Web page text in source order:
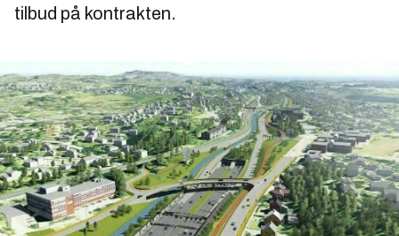
tilbud på kontrakten.